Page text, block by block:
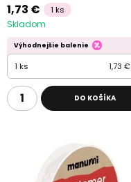
1,73 € 1 ks
Skladom
Výhodnejšie balenie
1 ks 1,73 €
DO KOŠÍKA